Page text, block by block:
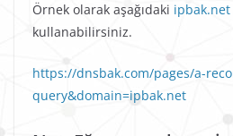
Örnek olarak aşağıdaki ipbak.net
kullanabilirsiniz.
https://dnsbak.com/pages/a-
query&domain=ipbak.net